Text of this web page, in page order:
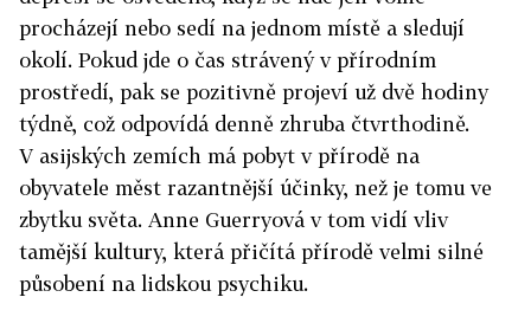
procházejí nebo sedí na jednom místě a sledují
okolí. Pokud jde o čas strávený v přírodním
prostředí, pak se pozitivně projeví už dvě hodiny
týdně, což odpovídá denně zhruba čtvrthodině.
V asijských zemích má pobyt v přírodě na
obyvatele měst razantnější účinky, než je tomu ve
zbytku světa. Anne Guerryová v tom vidí vliv
tamější kultury, která přičítá přírodě velmi silné
působení na lidskou psychiku.